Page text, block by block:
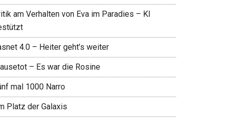
am Verhalten von Eva im Paradies – KI
4.0 – Heiter geht’s weiter
– Es war die Rosine
mal 1000 Narro
Platz der Galaxis